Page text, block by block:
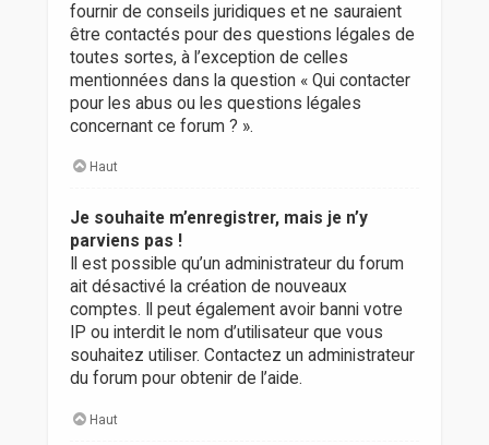
fournir de conseils juridiques et ne sauraient
être contactés pour des questions légales de
toutes sortes, à l’exception de celles
mentionnées dans la question « Qui contacter
pour les abus ou les questions légales
concernant ce forum ? ».
Haut
Je souhaite m’enregistrer, mais je n’y
parviens pas !
Il est possible qu’un administrateur du forum
ait désactivé la création de nouveaux
comptes. Il peut également avoir banni votre
IP ou interdit le nom d’utilisateur que vous
souhaitez utiliser. Contactez un administrateur
du forum pour obtenir de l’aide.
Haut